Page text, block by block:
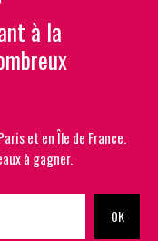
à la
et en Île de France.
à gagner.
OK